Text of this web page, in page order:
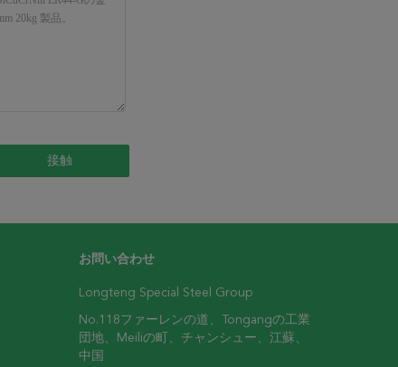
お問い合わせ
Longteng Special Steel Group
No.118ファーレンの道、Tongangの工業
団地、Meiliの町、チャンシュー、江蘇、
中国